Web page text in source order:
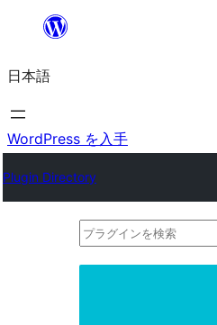
を
ス
キ
プ
日本語
WordPress を入手
Plugin Directory
プ